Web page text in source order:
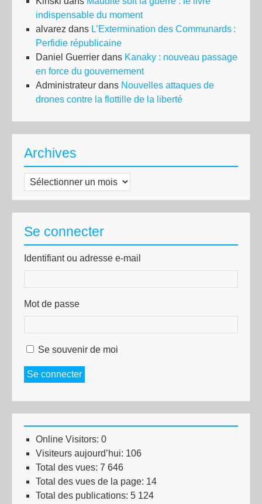
indispensable du moment
alvarez dans L’Extermination des Communards :
Perfidie républicaine
Daniel Guerrier dans Kanaky : nouveau passage
en force du gouvernement
Administrateur dans Nouvelles attaques de
drones contre la flottille de la liberté
Archives
Archives
Se connecter
Identifiant ou adresse e-mail
Mot de passe
Se souvenir de moi
Se connecter
Online Visitors: 0
Visiteurs aujourd’hui: 106
Total des vues: 7 646
Total des vues de la page: 14
Total des publications: 5 124